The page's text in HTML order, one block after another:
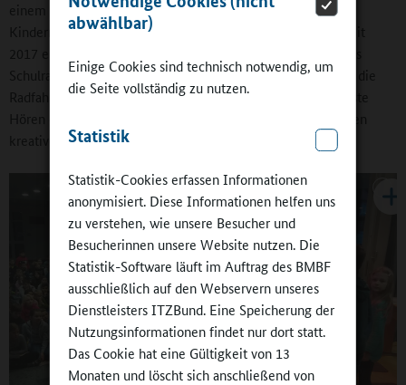
abwählbar)
Einige Cookies sind technisch notwendig, um
die Seite vollständig zu nutzen.
Statistik
Statistik-Cookies erfassen Informationen
anonymisiert. Diese Informationen helfen uns
zu verstehen, wie unsere Besucher und
Besucherinnen unsere Website nutzen. Die
Statistik-Software läuft im Auftrag des BMBF
ausschließlich auf den Webservern unseres
Dienstleisters ITZBund. Eine Speicherung der
Nutzungsinformationen findet nur dort statt.
Das Cookie hat eine Gültigkeit von 13
Monaten und löscht sich anschließend von
einem eigenen Schulradio – sowie „Demokratie und
Kinderrechte“ sind drei Säulen der Ganztagsgrundschule. Seit
2017 erstellen die Schülerinnen und Schüler Beiträge für das
Schulradio, zuletzt Anfang des Monats eine Reportage über die
Radfahrprüfung. „Das gemeinsame Produzieren und bewusste
Hören der eigenen Beiträge fördern das Wissen über und den
kreativen Umgang mit Medien“, berichtete der Schulleiter.